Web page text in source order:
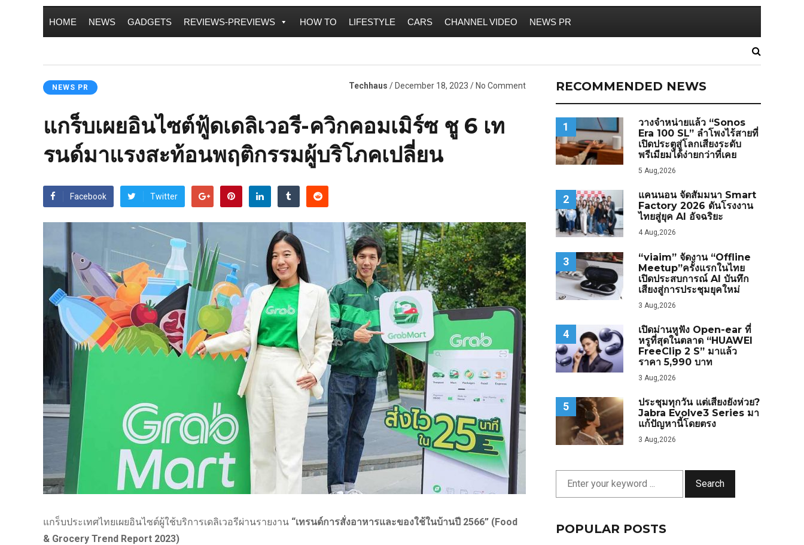
HOME NEWS GADGETS REVIEWS-PREVIEWS HOW TO LIFESTYLE CARS CHANNEL VIDEO NEWS PR
NEWS PR Techhaus / December 18, 2023 / No Comment
แกร็บเผยอินไซต์ฟู้ดเดลิเวอรี-ควิกคอมเมิร์ซ ชู 6 เท
รนด์มาแรงสะท้อนพฤติกรรมผู้บริโภคเปลี่ยน
Facebook Twitter
แกร็บประเทศไทยเผยอินไซต์ผู้ใช้บริการเดลิเวอรีผ่านรายงาน “เทรนด์การสั่งอาหารและของใช้ในบ้านปี 2566” (Food
& Grocery Trend Report 2023)
RECOMMENDED NEWS
1
วางจำหน่ายแล้ว “Sonos
Era 100 SL” ลำโพงไร้สายที่
เปิดประตูสู่โลกเสียงระดับ
พรีเมียมได้ง่ายกว่าที่เคย
5 Aug,2026
2
แคนนอน จัดสัมมนา Smart
Factory 2026 ดันโรงงาน
ไทยสู่ยุค AI อัจฉริยะ
4 Aug,2026
3
“viaim” จัดงาน “Offline
Meetup”ครั้งแรกในไทย
เปิดประสบการณ์ AI บันทึก
เสียงสู่การประชุมยุคใหม่
3 Aug,2026
4
เปิดม่านหูฟัง Open-ear ที่
หรูที่สุดในตลาด “HUAWEI
FreeClip 2 S” มาแล้ว
ราคา 5,990 บาท
3 Aug,2026
5
ประชุมทุกวัน แต่เสียงยังห่วย?
Jabra Evolve3 Series มา
แก้ปัญหานี้โดยตรง
3 Aug,2026
Search
POPULAR POSTS